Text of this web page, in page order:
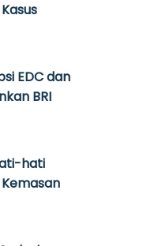
EDC dan
BRI
hati